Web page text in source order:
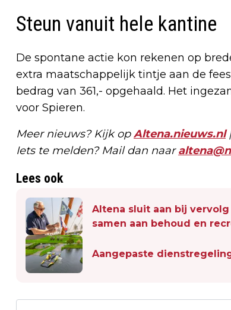
Steun vanuit hele kantine
De spontane actie kon rekenen op
extra maatschappelijk tintje aan de
bedrag van 361,- opgehaald. Het
voor Spieren.
Meer nieuws? Kijk opAltena.nieuws.nl
Iets te melden? Mail dan naar
Lees ook
Altena sluit aan bij
samen aan behoud en
Aangepaste